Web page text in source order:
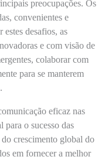
preocupações. Os
convenientes e
estes desafios, as
e com visão de
colaborar com
para se manterem
eficaz nas
para o sucesso das
do crescimento global do
em fornecer a melhor